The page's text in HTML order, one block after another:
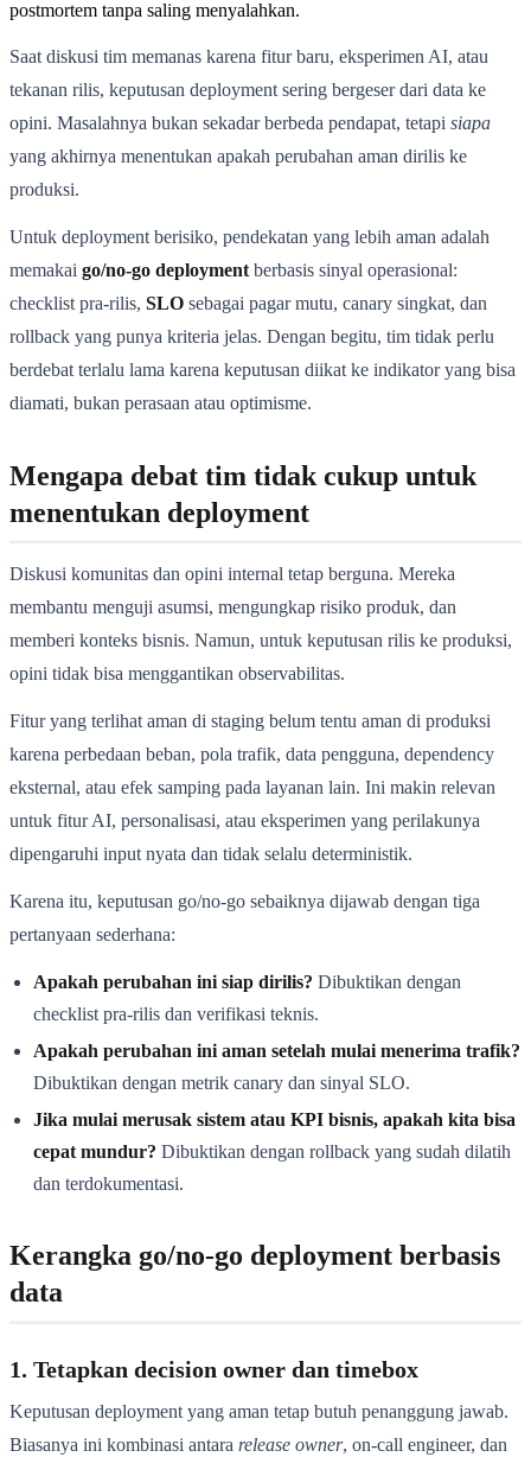
postmortem tanpa saling menyalahkan.
Saat diskusi tim memanas karena fitur baru, eksperimen AI, atau
tekanan rilis, keputusan deployment sering bergeser dari data ke
opini. Masalahnya bukan sekadar berbeda pendapat, tetapi siapa
yang akhirnya menentukan apakah perubahan aman dirilis ke
produksi.
Untuk deployment berisiko, pendekatan yang lebih aman adalah
memakai go/no-go deployment berbasis sinyal operasional:
checklist pra-rilis, SLO sebagai pagar mutu, canary singkat, dan
rollback yang punya kriteria jelas. Dengan begitu, tim tidak perlu
berdebat terlalu lama karena keputusan diikat ke indikator yang bisa
diamati, bukan perasaan atau optimisme.
Mengapa debat tim tidak cukup untuk
menentukan deployment
Diskusi komunitas dan opini internal tetap berguna. Mereka
membantu menguji asumsi, mengungkap risiko produk, dan
memberi konteks bisnis. Namun, untuk keputusan rilis ke produksi,
opini tidak bisa menggantikan observabilitas.
Fitur yang terlihat aman di staging belum tentu aman di produksi
karena perbedaan beban, pola trafik, data pengguna, dependency
eksternal, atau efek samping pada layanan lain. Ini makin relevan
untuk fitur AI, personalisasi, atau eksperimen yang perilakunya
dipengaruhi input nyata dan tidak selalu deterministik.
Karena itu, keputusan go/no-go sebaiknya dijawab dengan tiga
pertanyaan sederhana:
Apakah perubahan ini siap dirilis? Dibuktikan dengan
checklist pra-rilis dan verifikasi teknis.
Apakah perubahan ini aman setelah mulai menerima trafik?
Dibuktikan dengan metrik canary dan sinyal SLO.
Jika mulai merusak sistem atau KPI bisnis, apakah kita bisa
cepat mundur? Dibuktikan dengan rollback yang sudah dilatih
dan terdokumentasi.
Kerangka go/no-go deployment berbasis
data
1. Tetapkan decision owner dan timebox
Keputusan deployment yang aman tetap butuh penanggung jawab.
Biasanya ini kombinasi antara release owner, on-call engineer, dan